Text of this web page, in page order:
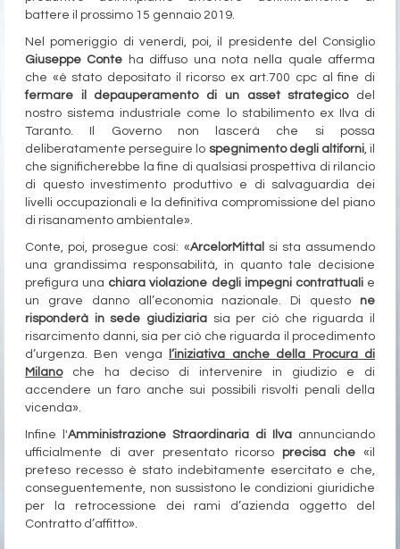
battere il prossimo 15 gennaio 2019.
Nel pomeriggio di venerdì, poi, il presidente del Consiglio
Giuseppe Conte ha diffuso una nota nella quale afferma
che «è stato depositato il ricorso ex art.700 cpc al fine di
fermare il depauperamento di un asset strategicodel
nostro sistema industriale come lo stabilimento ex Ilva di
Taranto. Il Governo non lascerà che si possa
deliberatamente perseguire lo spegnimento degli altiforni, il
che significherebbe la fine di qualsiasi prospettiva di rilancio
di questo investimento produttivo e di salvaguardia dei
livelli occupazionali e la definitiva compromissione del piano
di risanamento ambientale».
Conte, poi, prosegue così: «ArcelorMittal
si sta assumendo
una grandissima responsabilità, in quanto tale decisione
prefigura una chiara violazione degli impegni contrattualie
un grave danno all’economia nazionale. Di questo ne
risponderà in sede giudiziaria sia per ciò che riguarda il
risarcimento danni, sia per ciò che riguarda il procedimento
d’urgenza. Ben venga
l’iniziativa anche della
Procura di
Milanoche ha deciso di intervenire in giudizio e di
accendere un faro anche sui possibili risvolti penali della
vicenda».
Infine l'Amministrazione Straordinaria di Ilva annunciando
ufficialmente di aver presentato ricorso precisa che «il
preteso recesso è stato indebitamente esercitato e che,
conseguentemente, non sussistono le condizioni giuridiche
per la retrocessione dei rami d’azienda oggetto del
Contratto d’affitto».